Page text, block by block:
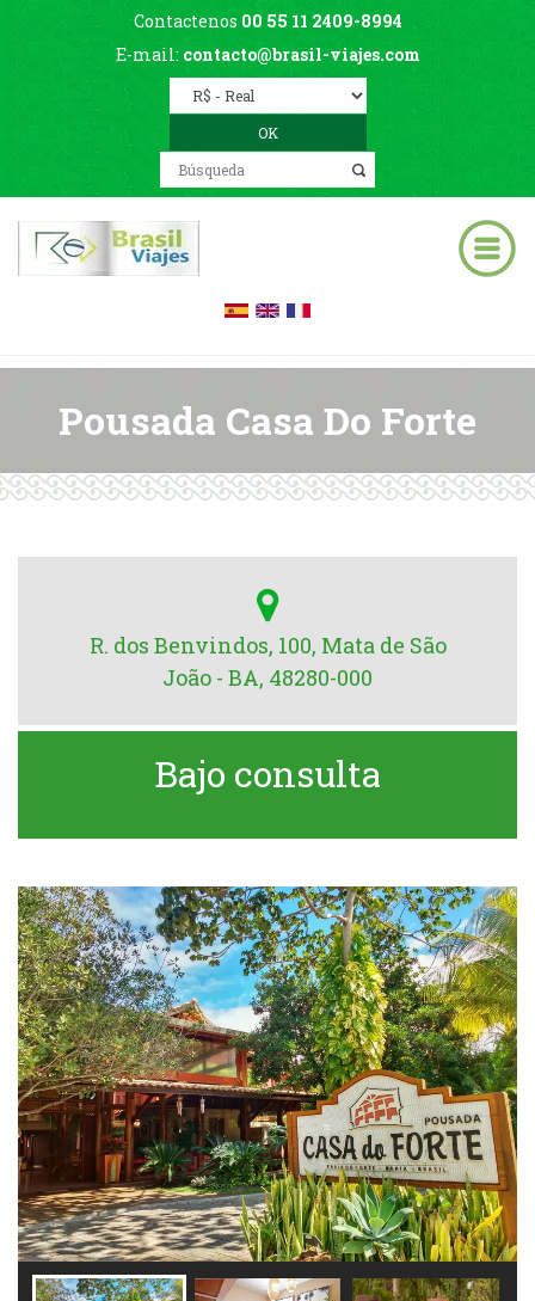
Contactenos 00 55 11 2409-8994
E-mail: contacto@brasil-viajes.com
Pousada Casa Do Forte
R. dos Benvindos, 100, Mata de São
João - BA, 48280-000
Bajo consulta